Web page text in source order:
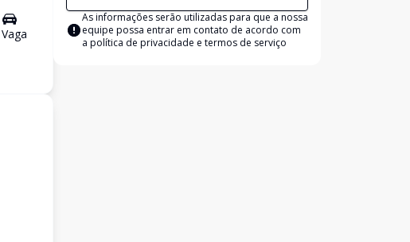
Vaga
As informações serão utilizadas para que a nossa
equipe possa entrar em contato de acordo com
a política de privacidade e termos de serviço